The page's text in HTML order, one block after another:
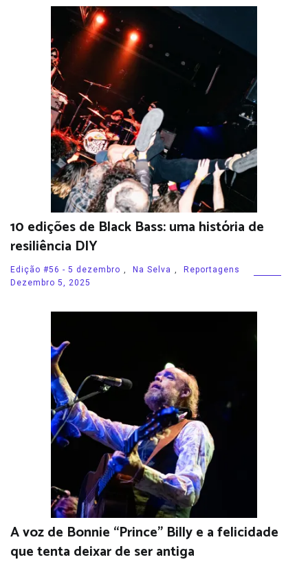
10 edições de Black Bass: uma história de
resiliência DIY
Edição #56 - 5 dezembro , Na Selva ,
Reportagens
Dezembro 5, 2025
A voz de Bonnie “Prince” Billy e a felicidade
que tenta deixar de ser antiga